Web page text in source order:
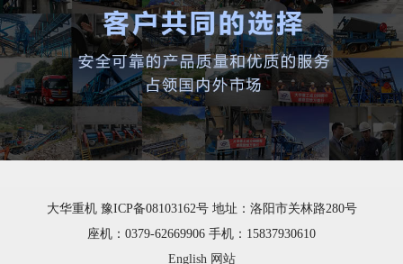
大华重机 豫ICP备08103162号 地址：洛阳市关林路280号
座机：0379-62669906 手机：15837930610
English 网站